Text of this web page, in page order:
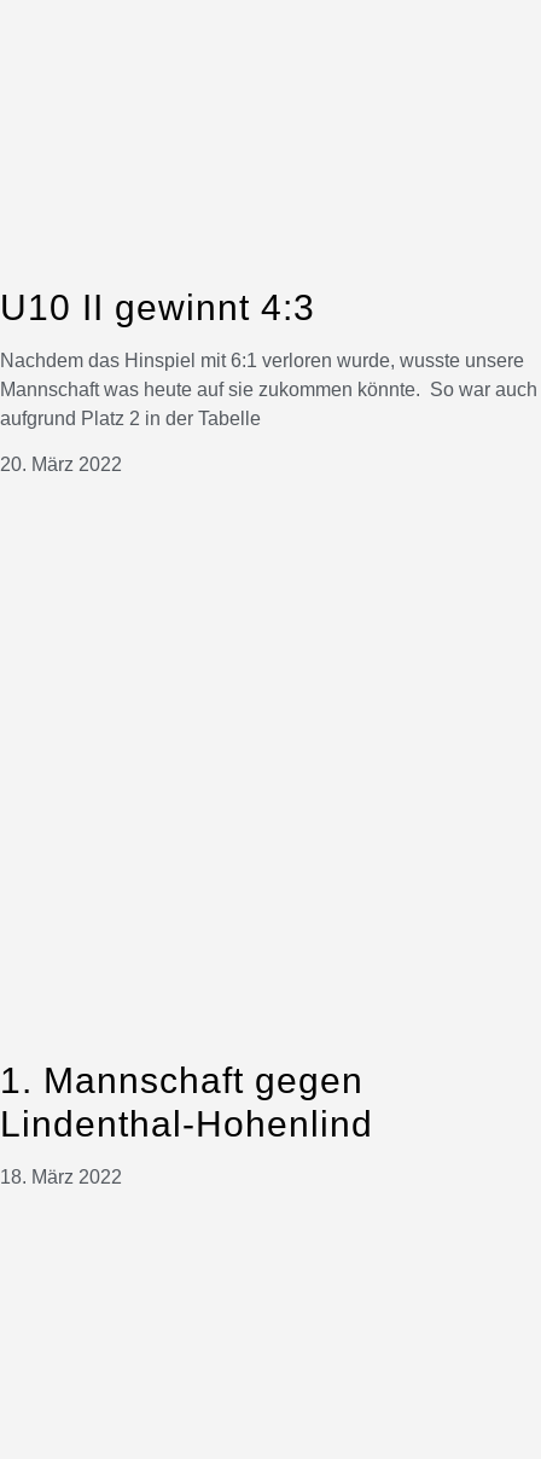
U10 II gewinnt 4:3
Nachdem das Hinspiel mit 6:1 verloren wurde, wusste unsere
Mannschaft was heute auf sie zukommen könnte. So war auch
aufgrund Platz 2 in der Tabelle
20. März 2022
1. Mannschaft gegen
Lindenthal-Hohenlind
18. März 2022